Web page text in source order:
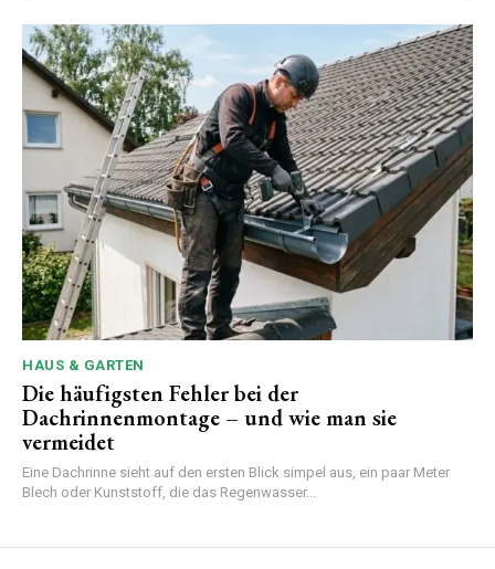
HAUS & GARTEN
Die häufigsten Fehler bei der
Dachrinnenmontage – und wie man sie
vermeidet
Eine Dachrinne sieht auf den ersten Blick simpel aus, ein paar Meter
Blech oder Kunststoff, die das Regenwasser...